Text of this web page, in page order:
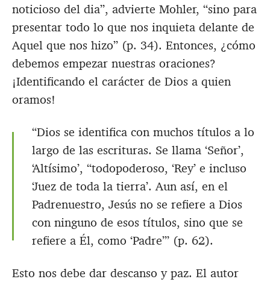
noticioso del dia”, advierte Mohler, “sino para
presentar todo lo que nos inquieta delante de
Aquel que nos hizo” (p. 34). Entonces, ¿cómo
debemos empezar nuestras oraciones?
¡Identificando el carácter de Dios a quien
oramos!
“Dios se identifica con muchos títulos a lo
largo de las escrituras. Se llama ‘Señor’,
‘Altísimo’, “todopoderoso, ‘Rey’ e incluso
‘Juez de toda la tierra’. Aun así, en el
Padrenuestro, Jesús no se refiere a Dios
con ninguno de esos títulos, sino que se
refiere a Él, como ‘Padre’” (p. 62).
Esto nos debe dar descanso y paz. El autor